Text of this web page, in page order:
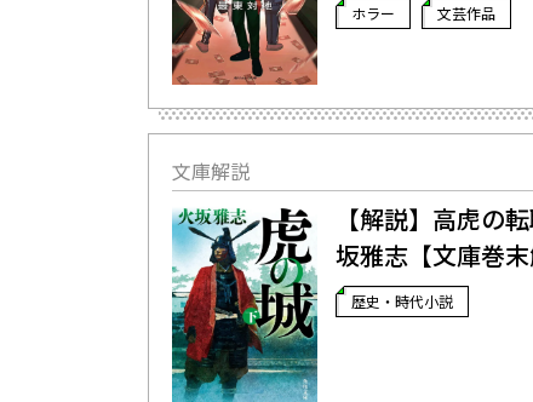
ホラー 文芸作品
文庫解説
【解説】高虎の
坂雅志【文庫巻末
歴史・時代小説